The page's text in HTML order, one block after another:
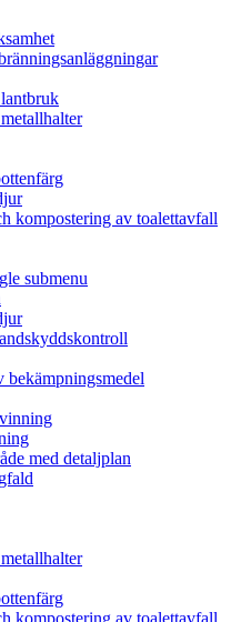
kompostering av toalettavfall
submenu
bekämpningsmedel
med detaljplan
kompostering av toalettavfall